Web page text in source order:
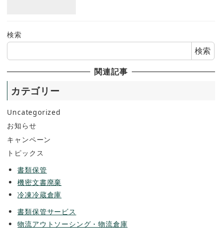
検索
検索
関連記事
カテゴリー
Uncategorized
お知らせ
キャンペーン
トピックス
書類保管
機密文書廃棄
冷凍冷蔵倉庫
書類保管サービス
物流アウトソーシング・物流倉庫